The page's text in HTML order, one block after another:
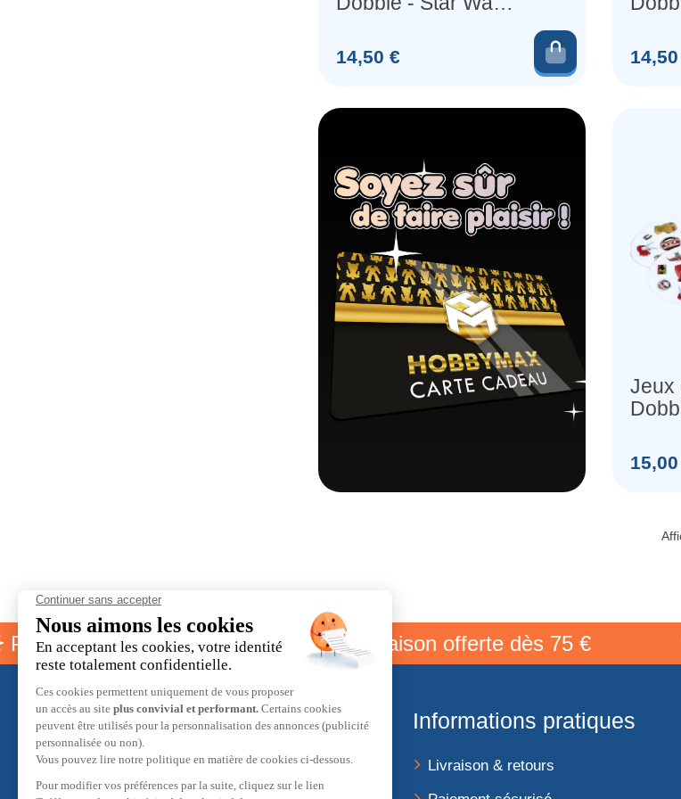
Prix
14,50 € Ajouter au
Prix
Jeux
Prix
parrainage Livraison offerte dès 75 €
À propos
L'équipe Hobby Max
Informations pratiques
Livraison & retours